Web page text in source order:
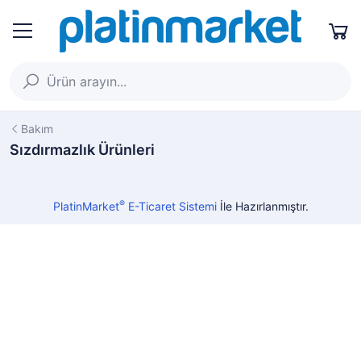
Bakım
Sızdırmazlık Ürünleri
PlatinMarket®E-Ticaret Sistemiİle Hazırlanmıştır.